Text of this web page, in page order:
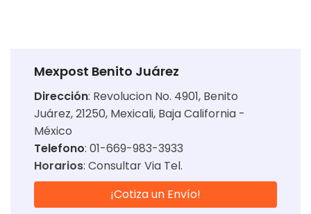
Mexpost Benito Juárez
Dirección: Revolucion No. 4901, Benito
Juárez, 21250, Mexicali, Baja California -
México
Telefono: 01-669-983-3933
Horarios: Consultar Via Tel.
¡Cotiza un Envío!